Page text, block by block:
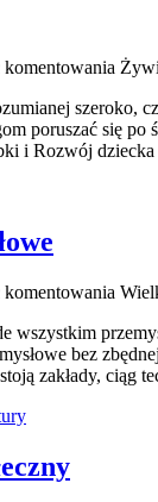
szeroko,
poruszać się
i Rozwój
wszystkim
bez
zakłady,